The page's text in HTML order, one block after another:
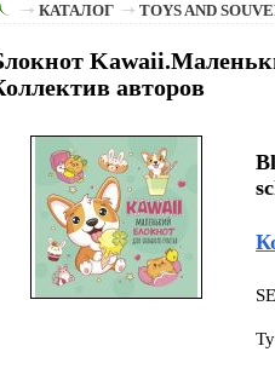
КАТАЛОГ TOYS AND
авторов